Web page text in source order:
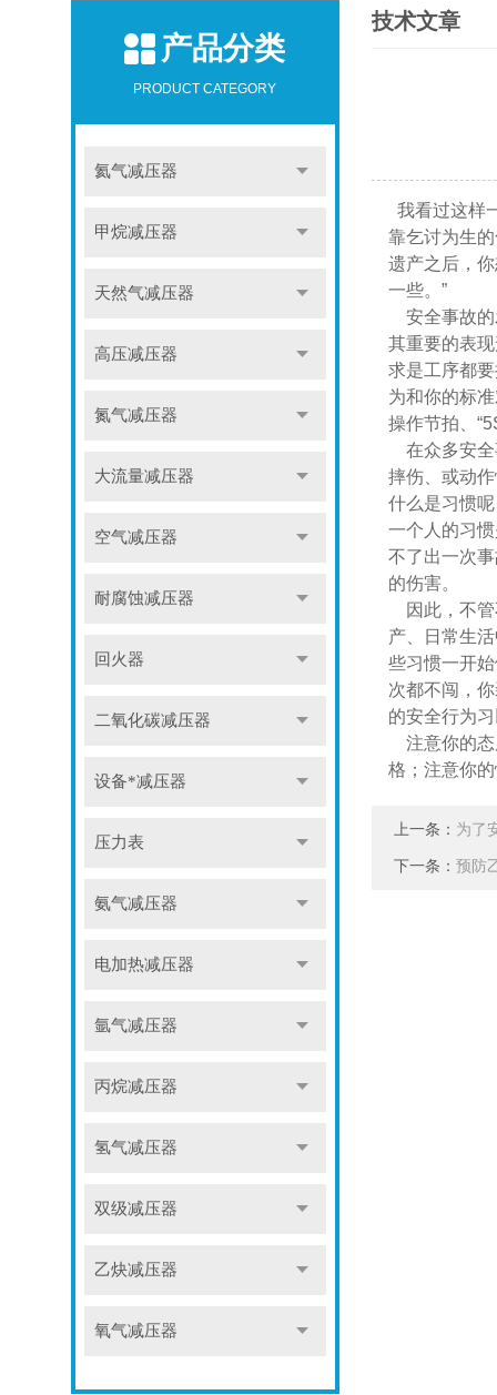
产品分类
PRODUCT CATEGORY
氦气减压器
甲烷减压器
天然气减压器
高压减压器
氮气减压器
大流量减压器
空气减压器
耐腐蚀减压器
回火器
二氧化碳减压器
设备*减压器
压力表
氨气减压器
电加热减压器
氩气减压器
丙烷减压器
氢气减压器
双级减压器
乙炔减压器
氧气减压器
技术文章
我看过这样
靠乞讨为生
遗产之后，
一些。”
安全事故的
其重要的表
求是工序都
为和你的标
操作节拍、
在众多安全
摔伤、或动
什么是习惯
一个人的习
不了出一次
的伤害。
因此，不管
产、日常生
些习惯一开
次都不闯，
的安全行为
注意你的态
格；注意你
上一条： 为了
下一条： 预防